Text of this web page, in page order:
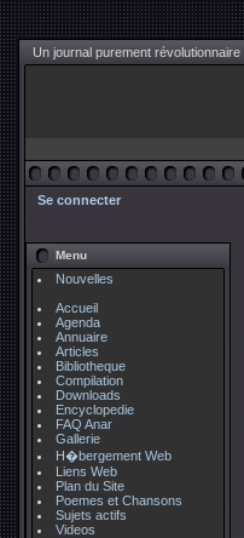
Un journal purement révolutionnaire
Se connecter
Menu
Nouvelles
Accueil
Agenda
Annuaire
Articles
Bibliotheque
Compilation
Downloads
Encyclopedie
FAQ Anar
Gallerie
H�bergement Web
Liens Web
Plan du Site
Poemes et Chansons
Sujets actifs
Videos